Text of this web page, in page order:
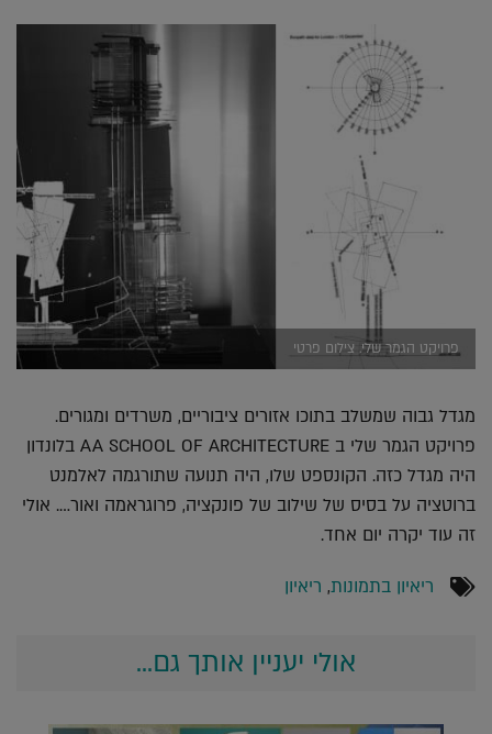
פרויקט הגמר שלי. צילום פרטי
מגדל גבוה שמשלב בתוכו אזורים ציבוריים, משרדים ומגורים.
פרויקט הגמר שלי ב AA SCHOOL OF ARCHITECTURE בלונדון
היה מגדל כזה. הקונספט שלו, היה תנועה שתורגמה לאלמנט
ברוטציה על בסיס של שילוב של פונקציה, פרוגראמה ואור…. אולי
זה עוד יקרה יום אחד.
ריאיון בתמונות, ריאיון
אולי יעניין אותך גם...